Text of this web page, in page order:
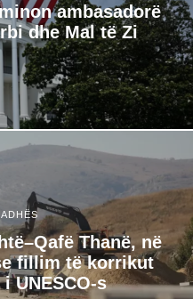
ambasadorë
dhe Mal të Zi
Thanë, në
fillim të korrikut
UNESCO-s